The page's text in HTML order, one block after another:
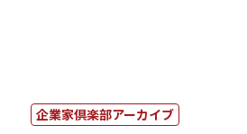
企業家倶楽部アーカイブ